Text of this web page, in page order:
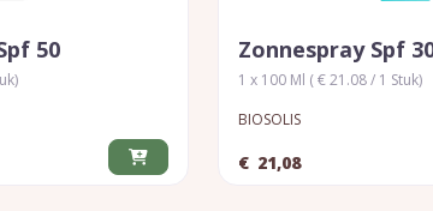
50 Zonnespray Spf
1 x 100 Ml ( € 21.08 / 1 Stuk)
BIOSOLIS
€ 21,08